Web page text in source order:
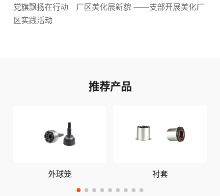
党旗飘扬在行动 厂区美化展新貌 ——支部开展美化厂
区实践活动
推荐产品
外球笼 衬套